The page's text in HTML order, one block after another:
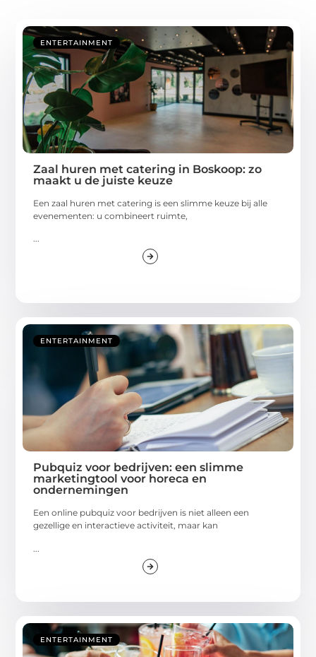
ENTERTAINMENT
Zaal huren met catering in Boskoop: zo
maakt u de juiste keuze
Een zaal huren met catering is een slimme keuze bij alle
evenementen: u combineert ruimte,
...
ENTERTAINMENT
Pubquiz voor bedrijven: een slimme
marketingtool voor horeca en
ondernemingen
Een online pubquiz voor bedrijven is niet alleen een
gezellige en interactieve activiteit, maar kan
ENTERTAINMENT